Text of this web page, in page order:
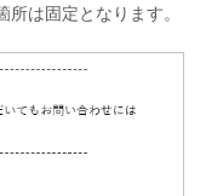
は固定となります。